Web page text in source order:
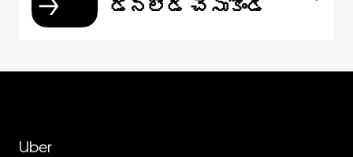
డౌన్‌లోడ్ చేసుకోండి
Uber